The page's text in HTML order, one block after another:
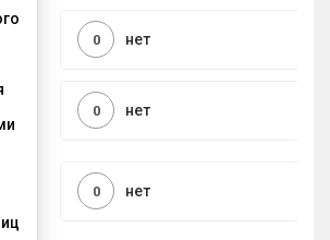
нет
0
нет
0
нет
0